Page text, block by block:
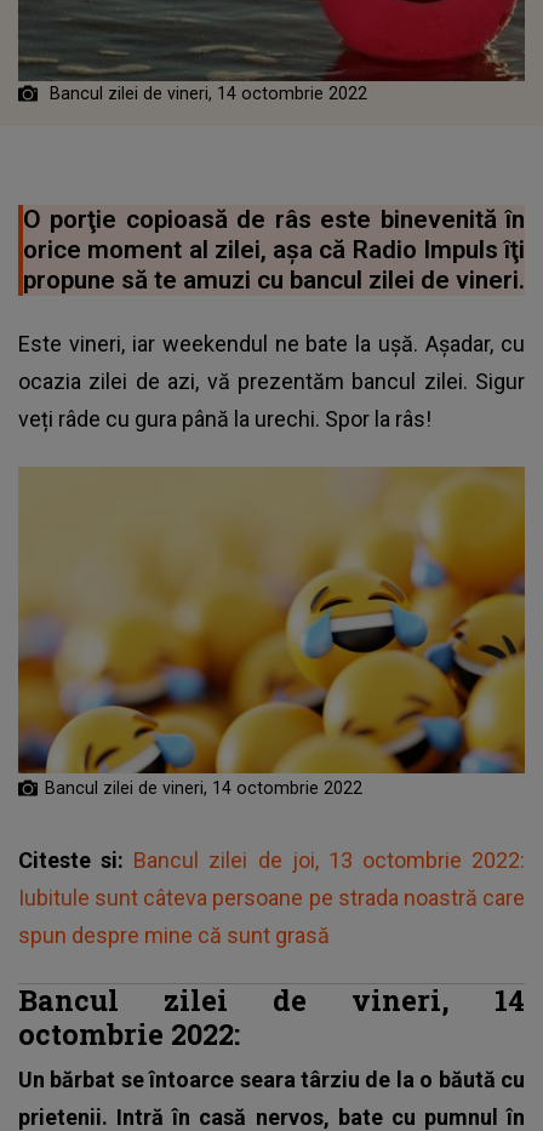
Bancul zilei de vineri, 14 octombrie 2022
O porţie copioasă de râs este binevenită în
orice moment al zilei, aşa că Radio Impuls îţi
propune să te amuzi cu bancul zilei de vineri.
Este vineri, iar weekendul ne bate la ușă. Așadar, cu
ocazia zilei de azi, vă prezentăm bancul zilei. Sigur
veți râde cu gura până la urechi. Spor la râs!
Bancul zilei de vineri, 14 octombrie 2022
Citeste si: Bancul zilei de joi, 13 octombrie 2022:
Iubitule sunt câteva persoane pe strada noastră care
spun despre mine că sunt grasă
Bancul zilei de vineri, 14
octombrie 2022:
Un bărbat se întoarce seara târziu de la o băută cu
prietenii. Intră în casă nervos, bate cu pumnul în